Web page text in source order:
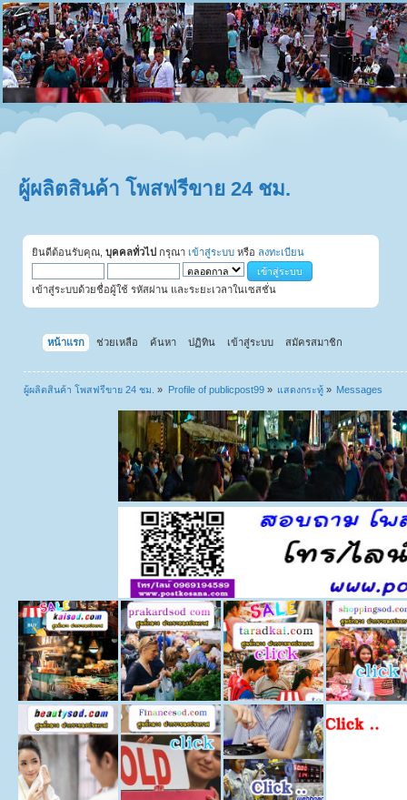
ผู้ผลิตสินค้า โพสฟรีขาย 24 ชม.
ยินดีต้อนรับคุณ, บุคคลทั่วไป กรุณา เข้าสู่ระบบ หรือ ลงทะเบียน
เข้าสู่ระบบด้วยชื่อผู้ใช้ รหัสผ่าน และระยะเวลาในเซสชั่น
หน้าแรก ช่วยเหลือ ค้นหา ปฏิทิน เข้าสู่ระบบ สมัครสมาชิก
ผู้ผลิตสินค้า โพสฟรีขาย 24 ชม. » Profile of publicpost99» แสดงกระทู้» Messages